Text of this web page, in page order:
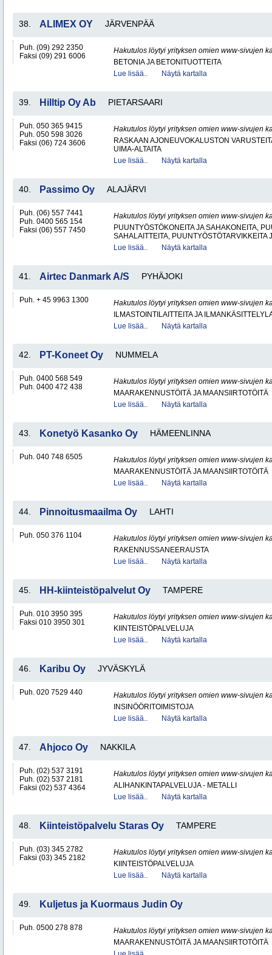
38. ALIMEX OY JÄRVENPÄÄ
Puh. (09) 292 2350
Faksi (09) 291 6006
Hakutulos löytyi yrityksen omien www-sivujen
BETONIA JA BETONITUOTTEITA
Lue lisää..
Näytä kartalla
39. Hilltip Oy Ab PIETARSAARI
Puh. 050 365 9415
Puh. 050 598 3026
Faksi (06) 724 3606
Hakutulos löytyi yrityksen omien www-sivujen
RASKAAN AJONEUVOKALUSTON
UIMA-ALTAITA
Lue lisää..
Näytä kartalla
40. Passimo Oy ALAJÄRVI
Puh. (06) 557 7441
Puh. 0400 565 154
Faksi (06) 557 7450
Hakutulos löytyi yrityksen omien www-sivujen
PUUNTYÖSTÖKONEITA JA SAHAKONEITA,
SAHALAITTEITA, PUUNTYÖSTÖTARVIKKEITA
Lue lisää..
Näytä kartalla
41. Airtec Danmark A/S PYHÄJOKI
Puh. + 45 9963 1300
Hakutulos löytyi yrityksen omien www-sivujen
ILMASTOINTILAITTEITA JA
Lue lisää..
Näytä kartalla
42. PT-Koneet Oy NUMMELA
Puh. 0400 568 549
Puh. 0400 472 438
Hakutulos löytyi yrityksen omien www-sivujen
MAARAKENNUSTÖITÄ JA MAANSIIRTOTÖITÄ
Lue lisää..
Näytä kartalla
43. Konetyö Kasanko Oy HÄMEENLINNA
Puh. 040 748 6505
Hakutulos löytyi yrityksen omien www-sivujen
MAARAKENNUSTÖITÄ JA MAANSIIRTOTÖITÄ
Lue lisää..
Näytä kartalla
44. Pinnoitusmaailma Oy LAHTI
Puh. 050 376 1104
Hakutulos löytyi yrityksen omien www-sivujen
RAKENNUSSANEERAUSTA
Lue lisää..
Näytä kartalla
45. HH-kiinteistöpalvelut Oy TAMPERE
Puh. 010 3950 395
Faksi 010 3950 301
Hakutulos löytyi yrityksen omien www-sivujen
KIINTEISTÖPALVELUJA
Lue lisää..
Näytä kartalla
46. Karibu Oy JYVÄSKYLÄ
Puh. 020 7529 440
Hakutulos löytyi yrityksen omien www-sivujen
INSINÖÖRITOIMISTOJA
Lue lisää..
Näytä kartalla
47. Ahjoco Oy NAKKILA
Puh. (02) 537 3191
Puh. (02) 537 2181
Faksi (02) 537 4364
Hakutulos löytyi yrityksen omien www-sivujen
ALIHANKINTAPALVELUJA - METALLI
Lue lisää..
Näytä kartalla
48. Kiinteistöpalvelu Staras Oy TAMPERE
Puh. (03) 345 2782
Faksi (03) 345 2182
Hakutulos löytyi yrityksen omien www-sivujen
KIINTEISTÖPALVELUJA
Lue lisää..
Näytä kartalla
49. Kuljetus ja Kuormaus Judin Oy
Puh. 0500 278 878
Hakutulos löytyi yrityksen omien www-sivujen
MAARAKENNUSTÖITÄ JA MAANSIIRTOTÖITÄ